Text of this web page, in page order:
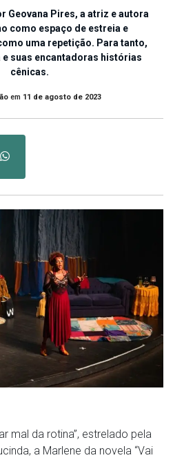
Geovana Pires, a atriz e autora
como espaço de estreia e
uma repetição. Para tanto,
e suas encantadoras histórias
cênicas.
em 11 de agosto de 2023
mal da rotina”, estrelado pela
a Marlene da novela “Vai